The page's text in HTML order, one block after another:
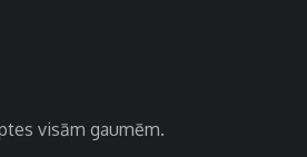
visām gaumēm.